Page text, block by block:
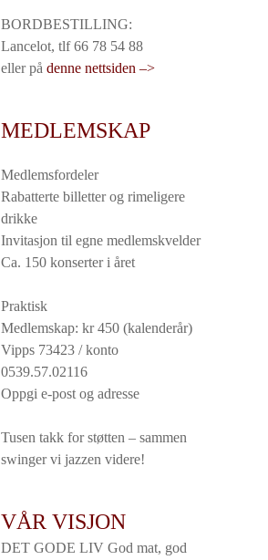
BORDBESTILLING:
Lancelot, tlf 66 78 54 88
eller pådenne nettsiden –>
MEDLEMSKAP
Medlemsfordeler
Rabatterte billetter og rimeligere
drikke
Invitasjon til egne medlemskvelder
Ca. 150 konserter i året
Praktisk
Medlemskap: kr 450 (kalenderår)
Vipps 73423 / konto
0539.57.02116
Oppgi e-post og adresse
Tusen takk for støtten – sammen
swinger vi jazzen videre!
VÅR VISJON
DET GODE LIV God mat, god